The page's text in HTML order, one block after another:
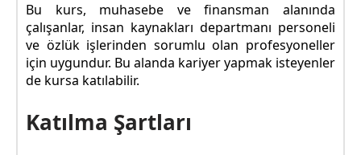
Bu kurs, muhasebe ve finansman alanında
çalışanlar, insan kaynakları departmanı personeli
ve özlük işlerinden sorumlu olan profesyoneller
için uygundur. Bu alanda kariyer yapmak isteyenler
de kursa katılabilir.
Katılma Şartları